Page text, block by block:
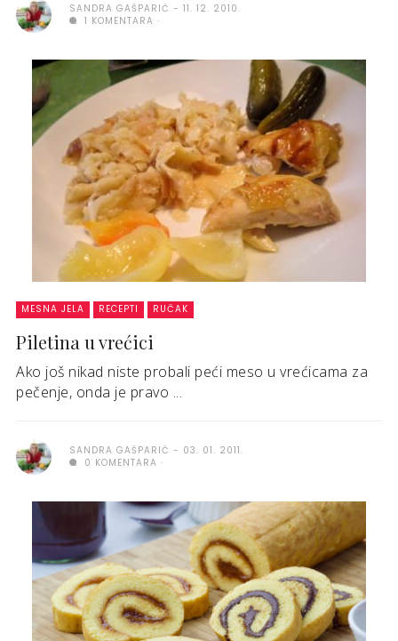
SANDRA GAŠPARIĆ
11. 12. 2010.
1 KOMENTARA
MESNA JELA RECEPTI RUČAK
Piletina u vrećici
Ako još nikad niste probali peći meso u vrećicama za
pečenje, onda je pravo ...
SANDRA GAŠPARIĆ
03. 01. 2011.
0 KOMENTARA